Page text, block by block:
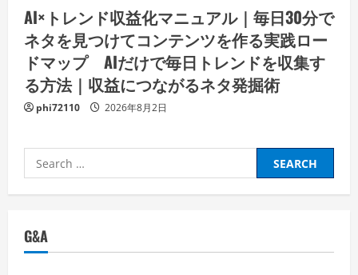
AI×トレンド収益化マニュアル｜毎日30分で
ネタを見つけてコンテンツを作る実践ロー
ドマップ AIだけで毎日トレンドを収集す
る方法｜収益につながるネタ発掘術
phi72110 2026年8月2日
Search
for:
G&A